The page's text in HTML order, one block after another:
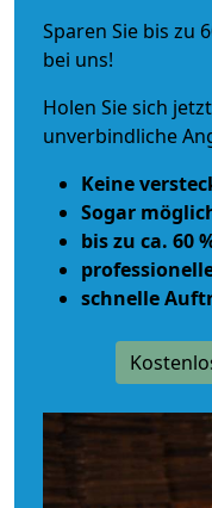
Sparen Sie bis zu
bei uns!
Holen Sie sich
unverbindliche
Keine
Sogar
bis zu ca. 60
schnelle